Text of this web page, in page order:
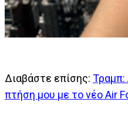
Διαβάστε επίσης: Τραμπ:
πτήση μου με το νέο Air